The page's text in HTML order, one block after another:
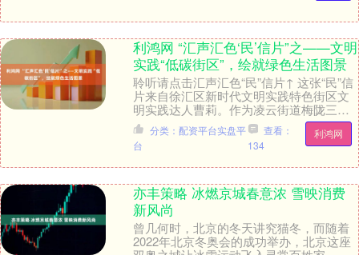
利鸿网 “汇声汇色‘民’信片”之——文明
实践“低碳街区”，绘就绿色生活图景
聆听请点击汇声汇色“民”信片↑ 这张“民”信
片来自徐汇区新时代文明实践特色街区文
明实践达人曹莉。作为凌云街道梅陇三村
居委会的党总支书记，她长期活跃在社区
绿色转型....
利鸿网
分类：配资平台实盘平
台
查看：
134
亦丰策略 冰燃京城春意浓 雪映消费
新风尚
曾几何时，北京的冬天讲究猫冬，而随着
2022年北京冬奥会的成功举办，北京这座